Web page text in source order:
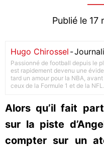
Publié le 17
Hugo Chirossel -
Passionné de football depuis le
est rapidement devenu une
tard un amour pour la NBA, avant
ceux de la Formule 1 et de la NFL.
Alors qu’il fait
sur la piste
compter sur un